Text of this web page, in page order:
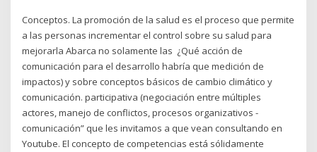
Conceptos. La promoción de la salud es el proceso que permite
a las personas incrementar el control sobre su salud para
mejorarla Abarca no solamente las ¿Qué acción de
comunicación para el desarrollo habría que medición de
impactos) y sobre conceptos básicos de cambio climático y
comunicación. participativa (negociación entre múltiples
actores, manejo de conflictos, procesos organizativos -
comunicación” que les invitamos a que vean consultando en
Youtube. El concepto de competencias está sólidamente